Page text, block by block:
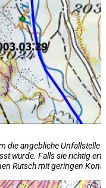
die angebliche Unfallstelle
wurde. Falls sie richtig
Rutsch mit geringen